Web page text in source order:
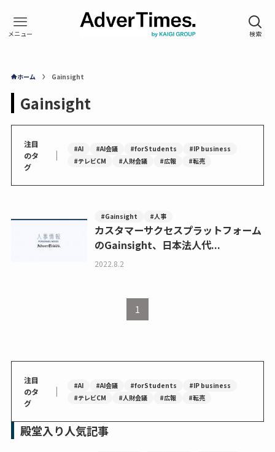
ホーム Gainsight
Gainsight
注目
のタ
グ
｜ #AI #AI会議 #forStudents
#IP business
#テレビCM
#人財会議 #広報 #転売
#Gainsight #人事
カスタマーサクセスプラットフォーム
のGainsight、日本法人代...
2022.8.2
1
注目
のタ
グ
｜ #AI #AI会議 #forStudents
#IP business
#テレビCM
#人財会議 #広報 #転売
殿堂入り人気記事